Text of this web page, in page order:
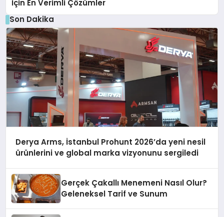
İçin En Verimli Çözümler
Son Dakika
Derya Arms, İstanbul Prohunt 2026’da yeni nesil
ürünlerini ve global marka vizyonunu sergiledi
Gerçek Çakallı Menemeni Nasıl Olur?
Geleneksel Tarif ve Sunum